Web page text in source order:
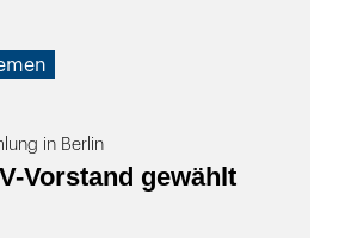
in Berlin
Vorstand gewählt